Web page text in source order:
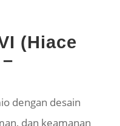
(Hiace
dengan desain
dan keamanan